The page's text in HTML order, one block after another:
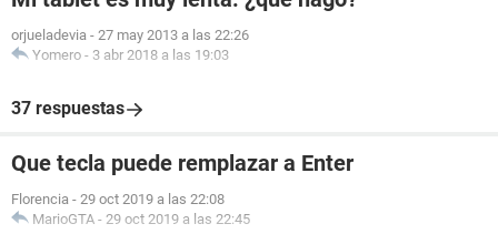
orjueladevia - 27 may 2013 a las 22:26
Yomero - 3 abr 2018 a las 19:03
37 respuestas
Que tecla puede remplazar a Enter
Florencia - 29 oct 2019 a las 22:08
MarioGTA - 29 oct 2019 a las 22:45